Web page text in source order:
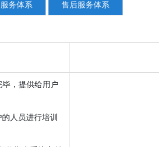
务体系 售后服务体系
，提供给用户
人员进行培训